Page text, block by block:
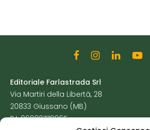
Editoriale Farlastrada Srl
Via Martiri della Libertà, 28
20833 Giussano (MB)
P.I. 06982770965